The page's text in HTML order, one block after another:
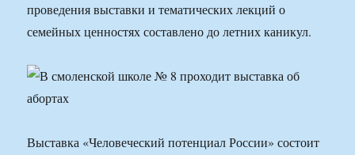
проведения выставки и тематических лекций о
семейных ценностях составлено до летних каникул.
Выставка «Человеческий потенциал России» состоит